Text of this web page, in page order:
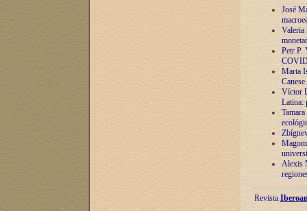
José
Valeria
Petr P.
Marta
Víctor
Latina:
Alexis
Revista